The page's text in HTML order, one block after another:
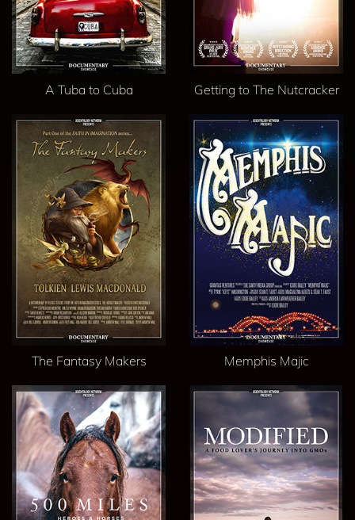
A Tuba to Cuba Getting to The Nutcracker
The Fantasy Makers Memphis Majic